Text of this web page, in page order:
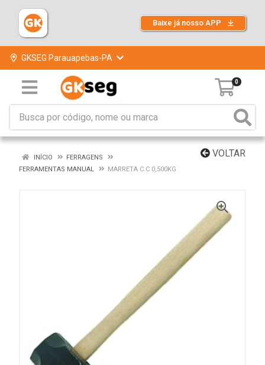
Baixe já nosso APP
GKSEG Parauapebas-PA
0
VOLTAR
INÍCIO
FERRAGENS
FERRAMENTAS MANUAL
MARRETA C.C 0,500KG